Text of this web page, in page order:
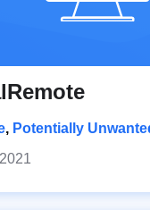
, Potentially